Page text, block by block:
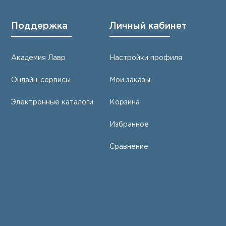
Поддержка
Академия Лавр
Онлайн-сервисы
Электронные каталоги
Личный кабинет
Настройки профиля
Мои заказы
Корзина
Избранное
Сравнение